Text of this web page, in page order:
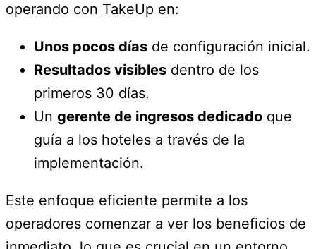
operando con TakeUp en:
Unos pocos días de configuración inicial.
Resultados visibles dentro de los
primeros 30 días.
Un gerente de ingresos dedicado que
guía a los hoteles a través de la
implementación.
Este enfoque eficiente permite a los
operadores comenzar a ver los beneficios de